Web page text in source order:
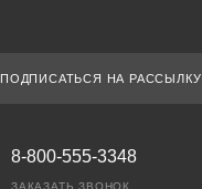
ПОДПИСАТЬСЯ НА РАССЫЛКУ
8-800-555-3348
ЗАКАЗАТЬ ЗВОНОК